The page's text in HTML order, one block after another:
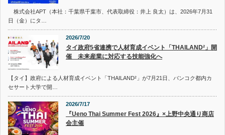
株式会社APT（本社：千葉県千葉市、代表取締役：井上 良太）は、2026年7月31
日（金）にタ…
2026/7/20
タイ政府5省連携で人材育成イベント「THAILAND²」開
催 未来産業に対応する技能強化へ
【タイ】政府による人材育成イベント「THAILAND²」が7月21日、バンコク都内カ
セサート大学で開…
2026/7/17
『Ueno Thai Summer Fest 2026』×上野中央通り商店
会主催